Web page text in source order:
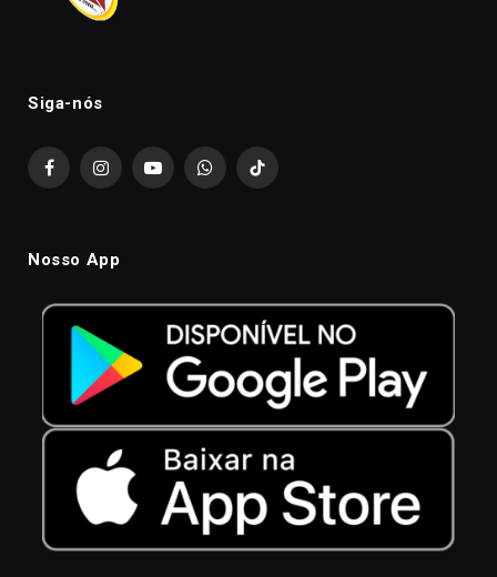
Siga-nós
FacebookInstagramYouTubeWhatsAppTikTok
Nosso App